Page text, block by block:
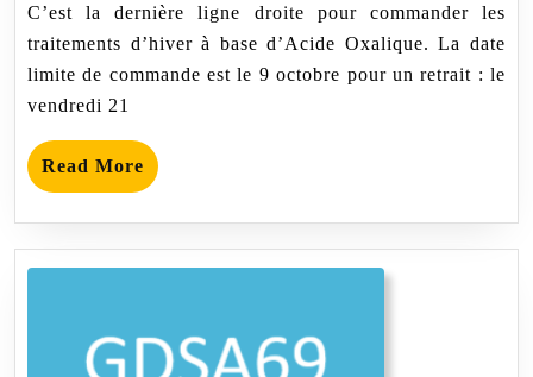
2022
C’est la dernière ligne droite pour commander les
traitements d’hiver à base d’Acide Oxalique. La date
limite de commande est le 9 octobre pour un retrait : le
vendredi 21
Read More Read
More